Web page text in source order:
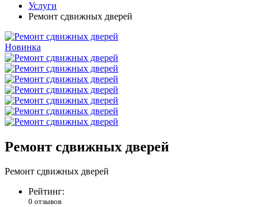
Услуги
Ремонт сдвижных дверей
Новинка
Ремонт сдвижных дверей
Ремонт сдвижных дверей
Рейтинг:
0 отзывов